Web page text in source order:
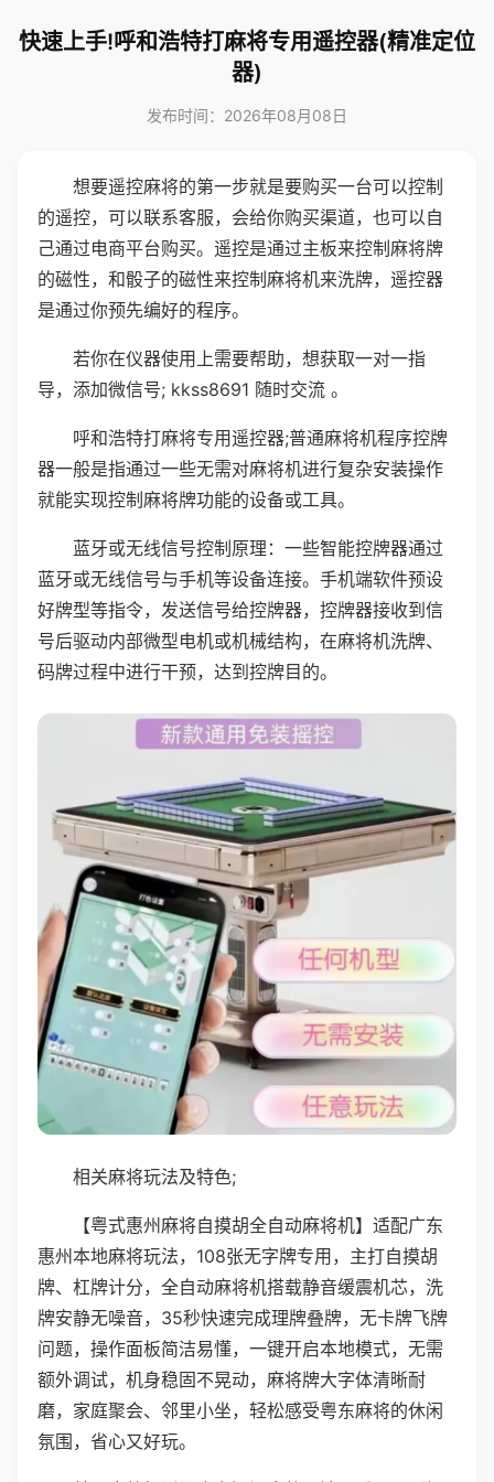
快速上手!呼和浩特打麻将专用遥控器(精准定位
器)
发布时间：2026年08月08日
想要遥控麻将的第一步就是要购买一台可以控制
的遥控，可以联系客服，会给你购买渠道，也可以自
己通过电商平台购买。遥控是通过主板来控制麻将牌
的磁性，和骰子的磁性来控制麻将机来洗牌，遥控器
是通过你预先编好的程序。
若你在仪器使用上需要帮助，想获取一对一指
导，添加微信号; kkss8691 随时交流 。
呼和浩特打麻将专用遥控器;普通麻将机程序控牌
器一般是指通过一些无需对麻将机进行复杂安装操作
就能实现控制麻将牌功能的设备或工具。
蓝牙或无线信号控制原理：一些智能控牌器通过
蓝牙或无线信号与手机等设备连接。手机端软件预设
好牌型等指令，发送信号给控牌器，控牌器接收到信
号后驱动内部微型电机或机械结构，在麻将机洗牌、
码牌过程中进行干预，达到控牌目的。
相关麻将玩法及特色;
【粤式惠州麻将自摸胡全自动麻将机】适配广东
惠州本地麻将玩法，108张无字牌专用，主打自摸胡
牌、杠牌计分，全自动麻将机搭载静音缓震机芯，洗
牌安静无噪音，35秒快速完成理牌叠牌，无卡牌飞牌
问题，操作面板简洁易懂，一键开启本地模式，无需
额外调试，机身稳固不晃动，麻将牌大字体清晰耐
磨，家庭聚会、邻里小坐，轻松感受粤东麻将的休闲
氛围，省心又好玩。